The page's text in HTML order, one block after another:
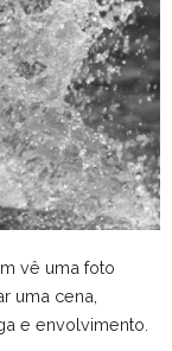
vê uma foto
uma cena,
e envolvimento.